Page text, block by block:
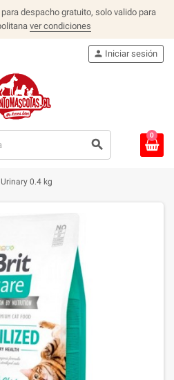
despacho gratuito, solo valido para
ver condiciones
search
person Iniciar sesión
0
0.4 kg